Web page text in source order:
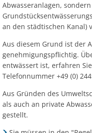
Abwasseranlagen,
an den städtischen Kanal)
Aus diesem Grund ist der
genehmigungspflichtig.
entwässert ist, erfahren
Telefonnummer +49 (0)
Aus Gründen des
als auch an private
gestellt.